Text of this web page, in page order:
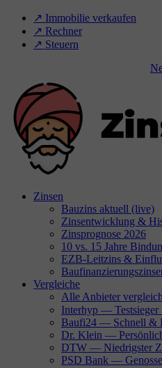
↗️ Immobilie verkaufen
↗️ Rechner
↗️ Steuern
News
Zinsen
Bauzins aktuell (live)
Zinsentwicklung &
Zinsprognose 2026
10 vs. 15 Jahre
EZB-Leitzins &
Vergleiche
Alle Anbieter
Interhyp —
Baufi24 — Schnell &
Dr. Klein —
DTW — Niedrigster
PSD Bank —